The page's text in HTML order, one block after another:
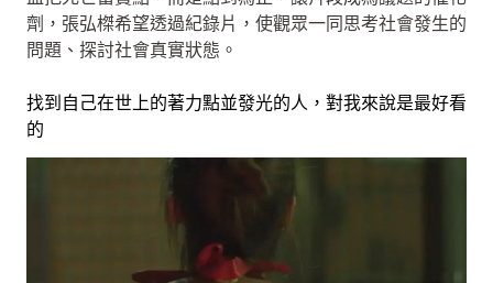
劑，張弘榤希望透過紀錄片，使觀眾一同思考社會發生的
問題、探討社會真實狀態。
找到自己在世上的著力點並發光的人，對我來說是最好看
的